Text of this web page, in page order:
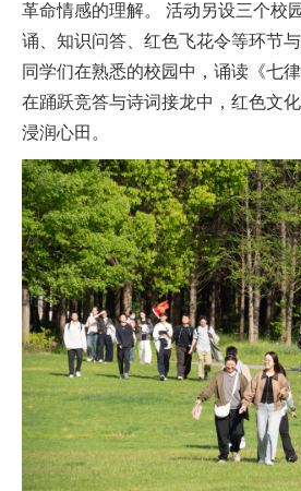
革命情感的理解。 活动另设三个校
诵、知识问答、红色飞花令等环节
同学们在熟悉的校园中，诵读《七
在踊跃竞答与诗词接龙中，红色文
浸润心田。